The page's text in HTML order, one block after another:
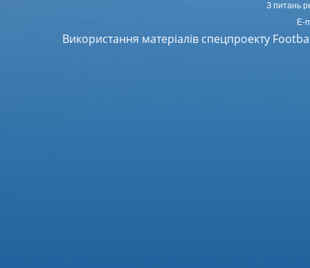
З питань
E-
Використання матеріалів спецпроекту